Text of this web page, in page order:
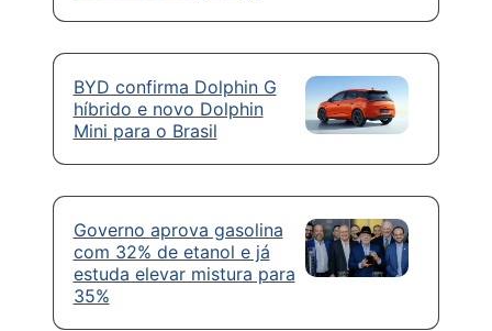
BYD confirma Dolphin G
híbrido e novo Dolphin
Mini para o Brasil
Governo aprova gasolina
com 32% de etanol e já
estuda elevar mistura para
35%